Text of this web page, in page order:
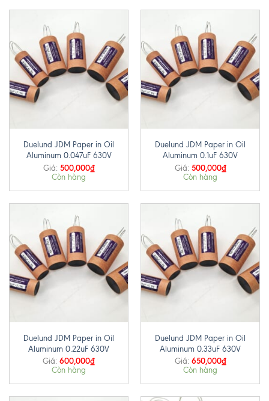
Duelund JDM Paper in Oil
Aluminum 0.047uF 630V
Giá: 500,000₫
Còn hàng
Duelund JDM Paper in Oil
Aluminum 0.1uF 630V
Giá: 500,000₫
Còn hàng
Duelund JDM Paper in Oil
Aluminum 0.22uF 630V
Giá: 600,000₫
Còn hàng
Duelund JDM Paper in Oil
Aluminum 0.33uF 630V
Giá: 650,000₫
Còn hàng